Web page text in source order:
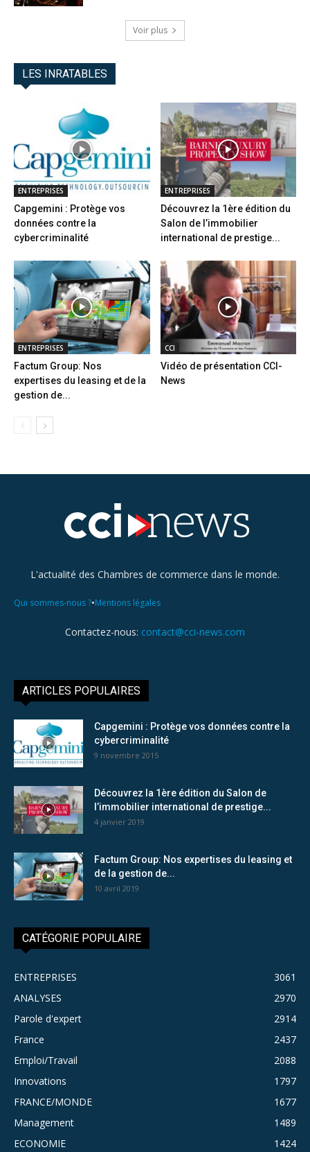
Voir plus
LES INRATABLES
ENTREPRISES
Capgemini : Protège vos
données contre la
cybercriminalité
ENTREPRISES
Découvrez la 1ère édition du
Salon de l’immobilier
international de prestige...
ENTREPRISES
Factum Group: Nos
expertises du leasing et de la
gestion de...
CCI
Vidéo de présentation CCI-
News
L'actualité des Chambres de commerce dans le monde.
Qui sommes-nous ?•Mentions légales
Contactez-nous: contact@cci-news.com
ARTICLES POPULAIRES
Capgemini : Protège vos données contre la
cybercriminalité
9 novembre 2015
Découvrez la 1ère édition du Salon de
l’immobilier international de prestige...
4 janvier 2019
Factum Group: Nos expertises du leasing et
de la gestion de...
10 avril 2019
CATÉGORIE POPULAIRE
ENTREPRISES
3061
ANALYSES
2970
Parole d'expert
2914
France
2437
Emploi/Travail
2088
Innovations
1797
FRANCE/MONDE
1677
Management
1489
ECONOMIE
1424